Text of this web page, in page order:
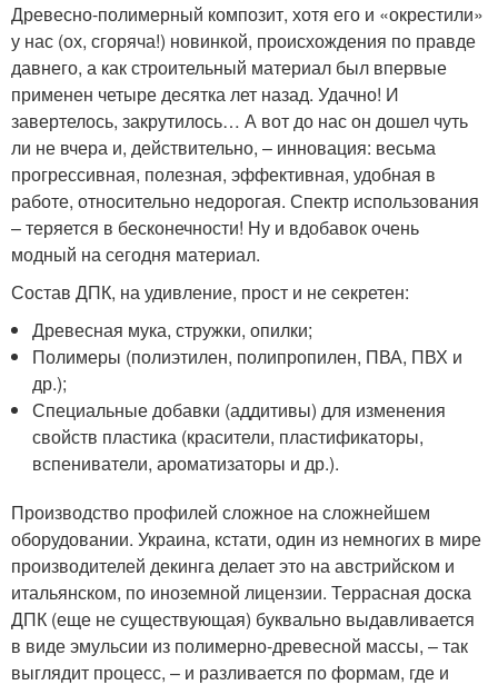
Древесно-полимерный композит, хотя его и «окрестили»
у нас (ох, сгоряча!) новинкой, происхождения по правде
давнего, а как строительный материал был впервые
применен четыре десятка лет назад. Удачно! И
завертелось, закрутилось… А вот до нас он дошел чуть
ли не вчера и, действительно, – инновация: весьма
прогрессивная, полезная, эффективная, удобная в
работе, относительно недорогая. Спектр использования
– теряется в бесконечности! Ну и вдобавок очень
модный на сегодня материал.
Состав ДПК, на удивление, прост и не секретен:
Древесная мука, стружки, опилки;
Полимеры (полиэтилен, полипропилен, ПВА, ПВХ и
др.);
Специальные добавки (аддитивы) для изменения
свойств пластика (красители, пластификаторы,
вспениватели, ароматизаторы и др.).
Производство профилей сложное на сложнейшем
оборудовании. Украина, кстати, один из немногих в мире
производителей декинга делает это на австрийском и
итальянском, по иноземной лицензии. Террасная доска
ДПК (еще не существующая) буквально выдавливается
в виде эмульсии из полимерно-древесной массы, – так
выглядит процесс, – и разливается по формам, где и